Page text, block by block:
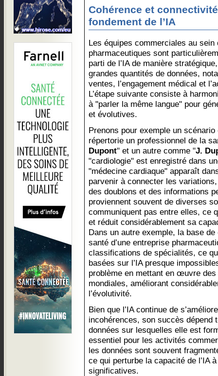
Cohérence et
fondement de l’IA
Les équipes commerciales au sein
pharmaceutiques sont
parti de l’IA de manière
grandes quantités de données,
ventes, l’engagement médical et
L’étape suivante consiste à
à "parler la même langue" pour
et évolutives.
Prenons pour exemple un
répertorie un professionnel de la
Dupont" et un autre comme "J.
"cardiologie" est enregistré dans
"médecine cardiaque" apparaît
parvenir à connecter les
des doublons et des informations
proviennent souvent de diverses
communiquent pas entre elles, ce
et réduit considérablement sa
Dans un autre exemple, la base
santé d’une entreprise
classifications de spécialités, ce
basées sur l’IA presque
problème en mettant en œuvre
mondiales, améliorant
l’évolutivité.
Bien que l’IA continue de
incohérences, son succès dépend
données sur lesquelles elle est
essentiel pour les activités
les données sont souvent
ce qui perturbe la capacité de l’IA
significatives.